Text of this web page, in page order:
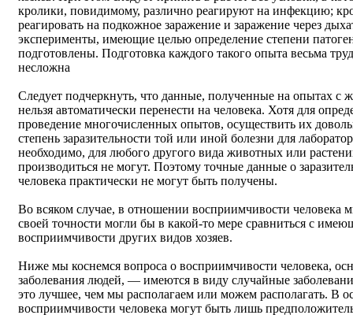
кролики, повидимому, различно реагируют на инфекцию;
реагировать на подкожное заражение и заражение через
эксперименты, имеющие целью определение степени
подготовлены. Подготовка каждого такого опыта весьма
несложна
Следует подчеркнуть, что данные, полученные на опытах с
нельзя автоматически перенести на человека. Хотя для
проведение многочисленных опытов, осуществить их
степень заразительности той или иной болезни для
необходимо, для любого другого вида животных или
производиться не могут. Поэтому точные данные о
человека практически не могут быть получены.
Во всяком случае, в отношении восприимчивости человека
своей точности могли бы в какой-то мере сравниться с
восприимчивости других видов хозяев.
Ниже мы коснемся вопроса о восприимчивости человека,
заболевания людей, — имеются в виду случайные
это лучшее, чем мы располагаем или можем располагать. В
восприимчивости человека могут быть лишь